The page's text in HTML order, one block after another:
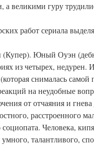
а великими гуру
работ сериала
Юный Оуэн
из четырех, недурен.
снималась
на неудобные
от отчаяния и
расстроенного
социопата. Человека,
талантливого,